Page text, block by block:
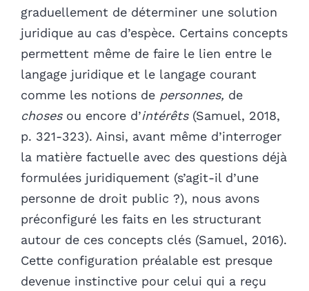
graduellement de déterminer une solution
juridique au cas d’espèce. Certains concepts
permettent même de faire le lien entre le
langage juridique et le langage courant
comme les notions de personnes, de
chosesou encore d’intérêts (Samuel, 2018,
p. 321-323). Ainsi, avant même d’interroger
la matière factuelle avec des questions déjà
formulées juridiquement (s’agit-il d’une
personne de droit public ?), nous avons
préconfiguré les faits en les structurant
autour de ces concepts clés (Samuel, 2016).
Cette configuration préalable est presque
devenue instinctive pour celui qui a reçu